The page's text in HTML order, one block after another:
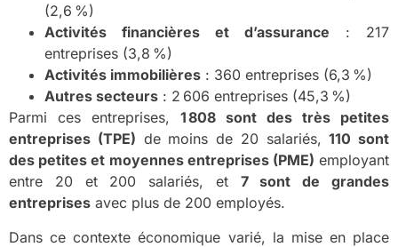
(2,6 %)
Activités financières et d’assurance : 217
entreprises (3,8 %)
Activités immobilières : 360 entreprises (6,3 %)
Autres secteurs : 2 606 entreprises (45,3 %)
Parmi ces entreprises, 1 808 sont des très petites
entreprises (TPE) de moins de 20 salariés,110 sont
des petites et moyennes entreprises (PME) employant
entre 20 et 200 salariés, et 7 sont de grandes
entreprises avec plus de 200 employés.
Dans ce contexte économique varié, la mise en place